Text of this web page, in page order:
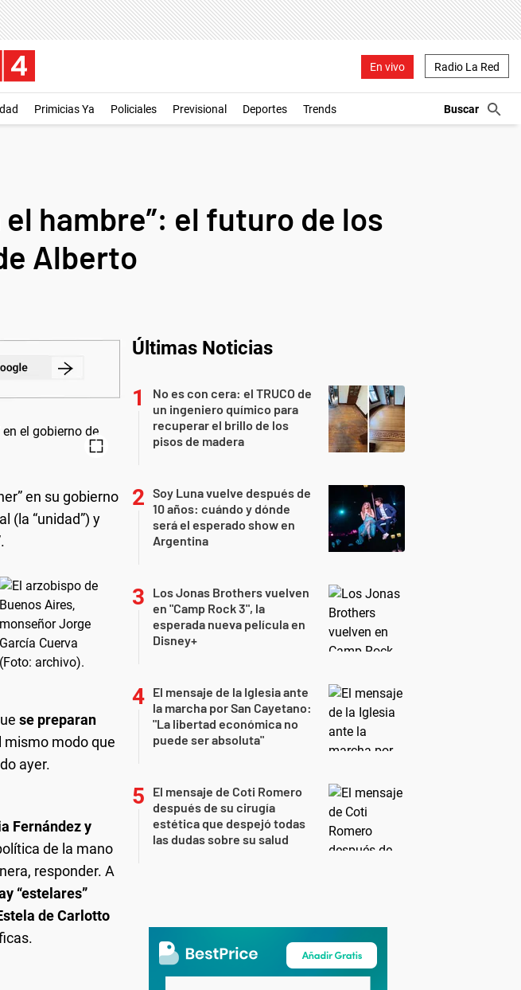
En vivo Radio La Red
Primicias Ya Policiales Previsional Deportes Trends
el hambre”: el futuro de los
Alberto
en su gobierno
(la “unidad”) y
se preparan
mismo modo que
ayer.
Fernández y
de la mano
responder. A
“estelares”
de Carlotto
Últimas Noticias
No es con cera: el TRUCO de
un ingeniero químico para
recuperar el brillo de los
pisos de madera
Soy Luna vuelve después de
10 años: cuándo y dónde
será el esperado show en
Argentina
Los Jonas Brothers vuelven
en "Camp Rock 3", la
esperada nueva película en
Disney+
El mensaje de la Iglesia ante
la marcha por San Cayetano:
"La libertad económica no
puede ser absoluta"
El mensaje de Coti Romero
después de su cirugía
estética que despejó todas
las dudas sobre su salud